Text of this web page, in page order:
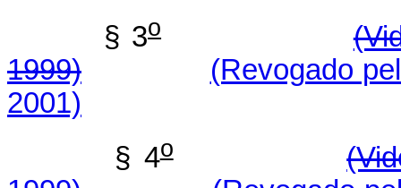
§ 3o
1999)
(Revogado
2001)
§ 4o